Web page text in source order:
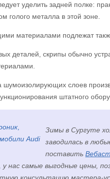
уделить задней полке:
голого металла в этой зоне.
материалами подлежат
деталей, скрипы обычно
слоев
штатного
Зимы в Сургуте
заводилась в
поставить
у нас самые выгодные цены,